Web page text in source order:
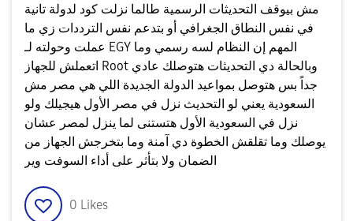
مش بيوقف التحديثات الرسمية طالما نزلت كود لدولة تانية
في نفس النطاق الجغرافي أو بتدعم نفس الترددات زي ما
عملت وحولته لـ EGY المهم إن النظام لسه رسمي وما
اتعملش للجهاز Root وبالحالة دي التحديثات هتوصلك عادي
جداً بس هتوصل بمواعيد الدولة الجديدة اللي هي مصر مش
السعودية يعني لو التحديث نزل في مصر الأول هيجيلك ولو
نزل في السعودية الأول هتستنى لما ينزل لمصر عشان
يوصلك وما تقلقش الخطوة دي آمنة وما بتخرجش الجهاز من
الضمان ولا بتأثر على أداء السوفت وير
0 Likes